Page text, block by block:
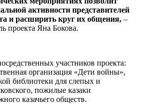
активности представителей
и расширить круг их общения, –
проекта Яна Бокова.
участников проекта:
организация «Дети войны»,
библиотеки для слепых и
пожилые казаки
казачьего обществ.